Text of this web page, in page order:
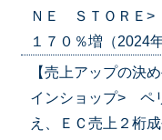
ＮＥ ＳＴＯＲＥ>
１７０％増（2024
【売上アップの決
インショップ> ペ
え、ＥＣ売上２桁